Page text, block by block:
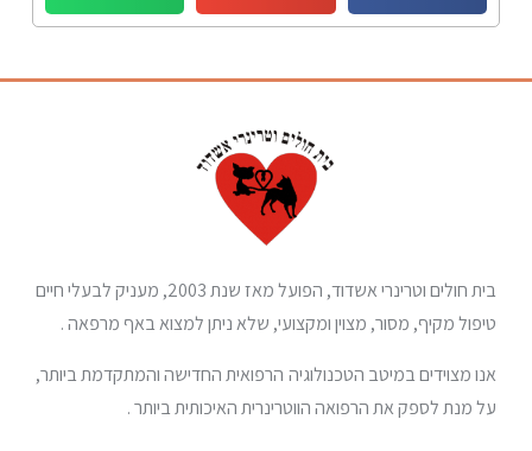
בית חולים וטרינרי אשדוד, הפועל מאז שנת 2003, מעניק לבעלי חיים
טיפול מקיף, מסור, מצוין ומקצועי, שלא ניתן למצוא באף מרפאה .
אנו מצוידים במיטב הטכנולוגיה הרפואית החדישה והמתקדמת ביותר,
על מנת לספק את הרפואה הווטרינרית האיכותית ביותר .